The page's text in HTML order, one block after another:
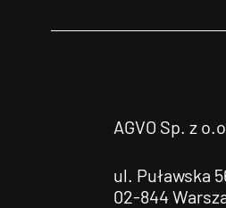
AGVO Sp. z
ul. Puławska
02-844